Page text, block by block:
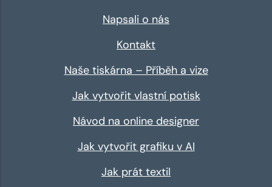
Napsali o nás
Kontakt
Naše tiskárna – Příběh a vize
Jak vytvořit vlastní potisk
Návod na online designer
Jak vytvořit grafiku v AI
Jak prát textil